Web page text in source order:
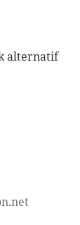
alternatif